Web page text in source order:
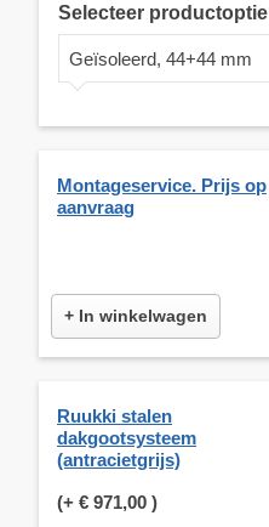
Selecteer productoptie
Geïsoleerd, 44+44 mm
Montageservice. Prijs op
aanvraag
+ In winkelwagen
Ruukki stalen
dakgootsysteem
(antracietgrijs)
(+ € 971,00 )